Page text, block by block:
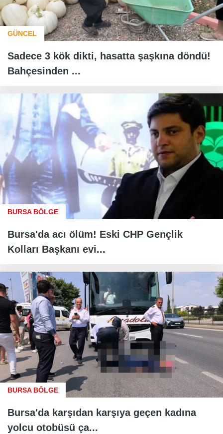
GÜNCEL
Sadece 3 kök dikti, hasatta şaşkına döndü!
Bahçesinden ...
BURSA BÖLGE
Bursa'da acı ölüm! Eski CHP Gençlik
Kolları Başkanı evi...
BURSA BÖLGE
Bursa'da karşıdan karşıya geçen kadına
yolcu otobüsü ça...